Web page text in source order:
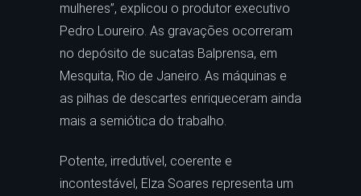
mulheres”, explicou o produtor executivo
Pedro Loureiro. As gravações ocorreram
no depósito de sucatas Balprensa, em
Mesquita, Rio de Janeiro. As máquinas e
as pilhas de descartes enriqueceram ainda
mais a semiótica do trabalho.
Potente, irredutível, coerente e
incontestável, Elza Soares representa um